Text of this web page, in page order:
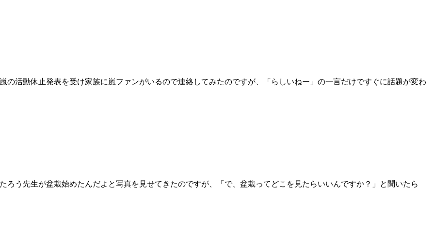
活動休止発表を受け家族に嵐ファンがいるので連絡してみたのですが、「らしいねー」の一言だけですぐに話題が変わ
う先生が盆栽始めたんだよと写真を見せてきたのですが、「で、盆栽ってどこを見たらいいんですか？」と聞いたら